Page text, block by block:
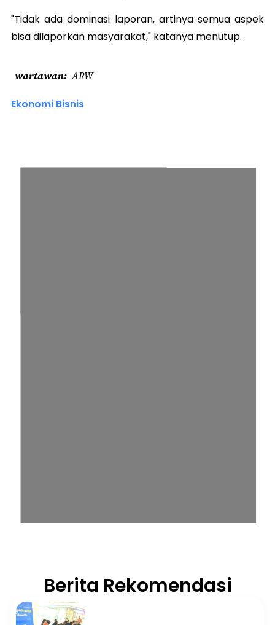
"Tidak ada dominasi laporan, artinya semua aspek
bisa dilaporkan masyarakat," katanya menutup.
wartawan ARW
Ekonomi Bisnis
Berita Rekomendasi